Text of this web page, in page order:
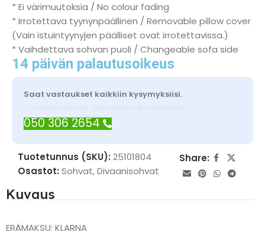
* Ei värimuutoksia / No colour fading
* Irrotettava tyynynpäällinen / Removable pillow cover
(Vain istuintyynyjen päälliset ovat irrotettavissa.)
* Vaihdettava sohvan puoli / Changeable sofa side
14 päivän palautusoikeus
Saat vastaukset kaikkiin kysymyksiisi.
Tarvitsetko apua? Ota yhteyttä WhatsAppilla
050 306 2654
Tuotetunnus (SKU): 25101804
Osastot: Sohvat,Divaanisohvat
Share:
Kuvaus
ERÄMAKSU: KLARNA